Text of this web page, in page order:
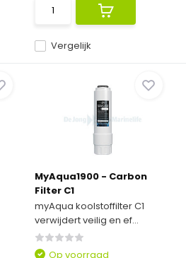
Vergelijk
MyAqua1900 - Carbon
Filter C1
myAqua koolstoffilter C1
verwijdert veilig en ef...
Op voorraad